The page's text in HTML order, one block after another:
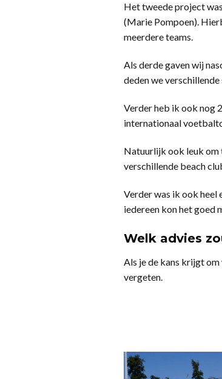
Het tweede project
(Marie Pompoen).
meerdere teams.
Als derde gaven wij
deden we
Verder heb ik ook nog
internationaal
Natuurlijk ook leuk om
verschillende beach
Verder was ik ook heel
iedereen kon het goed
Welk advies
Als je de kans krijgt
vergeten.